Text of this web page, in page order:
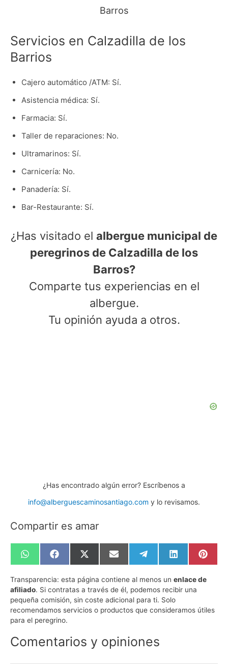
Barros
Servicios en Calzadilla de los
Barrios
Cajero automático /ATM: Sí.
Asistencia médica: Sí.
Farmacia: Sí.
Taller de reparaciones: No.
Ultramarinos: Sí.
Carnicería: No.
Panadería: Sí.
Bar-Restaurante: Sí.
¿Has visitado el albergue municipal de
peregrinos de Calzadilla de los
Barros?
Comparte tus experiencias en el
albergue.
Tu opinión ayuda a otros.
¿Has encontrado algún error? Escríbenos a
info@alberguescaminosantiago.com y lo revisamos.
Compartir es amar
Compartir
en
WhatsApp
Compartir
en
Facebook
Compartir
en
X
(Twitter)
Compartir
en
Email
Compartir
en
Telegram
Compartir
en
LinkedIn
en
Transparencia: esta página contiene al menos un enlace de
afiliado. Si contratas a través de él, podemos recibir una
pequeña comisión, sin coste adicional para ti. Solo
recomendamos servicios o productos que consideramos útiles
para el peregrino.
Comentarios y opiniones